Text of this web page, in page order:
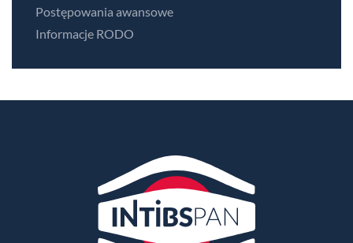
Postępowania awansowe
Informacje RODO